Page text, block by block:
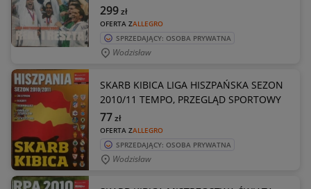
OFERTA ZALLEGRO
299zł
SPRZEDAJĄCY: OSOBA PRYWATNA
Wodzisław
SKARB KIBICA LIGA HISZPAŃSKA SEZON
2010/11 TEMPO, PRZEGLĄD SPORTOWY
OFERTA ZALLEGRO
77zł
SPRZEDAJĄCY: OSOBA PRYWATNA
Wodzisław